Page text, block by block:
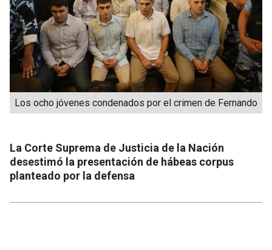
Los ocho jóvenes condenados por el crimen de Fernando
La Corte Suprema de Justicia de la Nación
desestimó la presentación de hábeas corpus
planteado por la defensa